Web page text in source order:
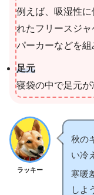
例えば、吸湿性
れたフリースジ
パーカーなどを
足元
寝袋の中で足元
ラッキー
秋の
い冷
寒暖
しよ